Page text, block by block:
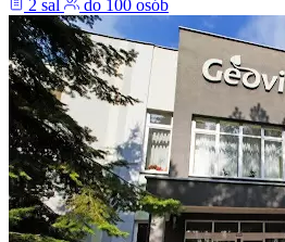
2 sal
do 100 osób